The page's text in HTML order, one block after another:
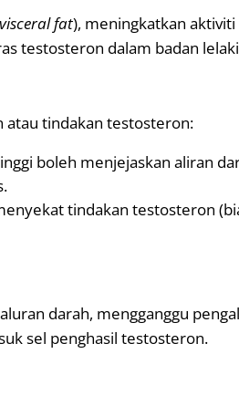
visceral fat), meningkatkan
testosteron dalam badan
atau tindakan testosteron:
boleh menjejaskan aliran
tindakan testosteron
darah, mengganggu
sel penghasil testosteron.